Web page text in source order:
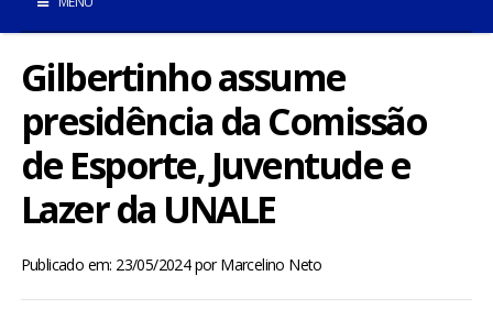
INÍCIO
POMBAL E REGIÃO
Gilbertinho assume
presidência da Comissão
de Esporte, Juventude e
Lazer da UNALE
Publicado em: 23/05/2024porMarcelino Neto